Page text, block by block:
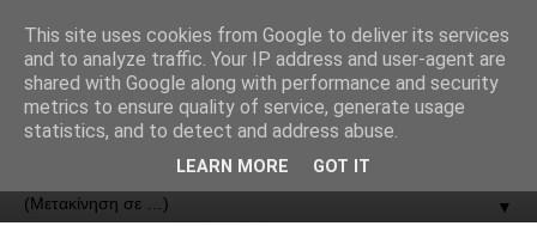
ΟΔΟΣ
▼
This site uses cookies from Google to deliver its services
and to analyze traffic. Your IP address and user-agent are
shared with Google along with performance and security
metrics to ensure quality of service, generate usage
statistics, and to detect and address abuse.
LEARN MORE GOT IT